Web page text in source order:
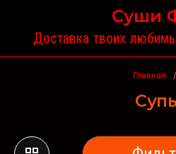
Суши
Доставка твоих
Главная /